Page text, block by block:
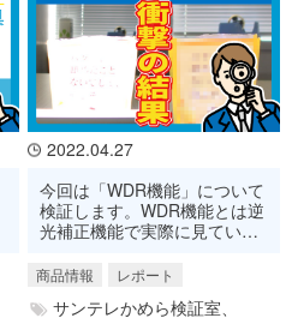
2022.04.27
今回は「WDR機能」について
検証します。WDR機能とは逆
光補正機能で実際に見ていた
お楽しみに！
商品情報 レポート
サンテレかめら検証室、